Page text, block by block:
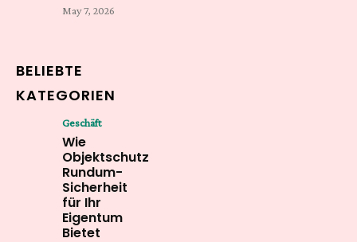
May 7, 2026
BELIEBTE
KATEGORIEN
Geschäft
Wie
Objektschutz
Rundum-
Sicherheit
für Ihr
Eigentum
Bietet